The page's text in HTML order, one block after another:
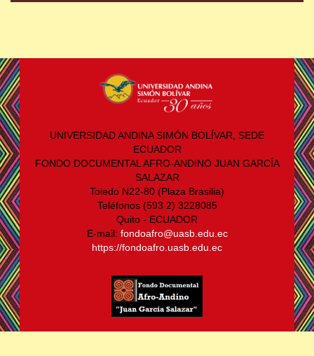
UNIVERSIDAD ANDINA SIMÓN BOLÍVAR, SEDE
ECUADOR
FONDO DOCUMENTAL AFRO-ANDINO JUAN GARCÍA
SALAZAR
Toledo N22-80 (Plaza Brasilia)
Teléfonos (593 2) 3228085
Quito - ECUADOR
E-mail: fondoafro@uasb.edu.ec
https://fondoafro.uasb.edu.ec